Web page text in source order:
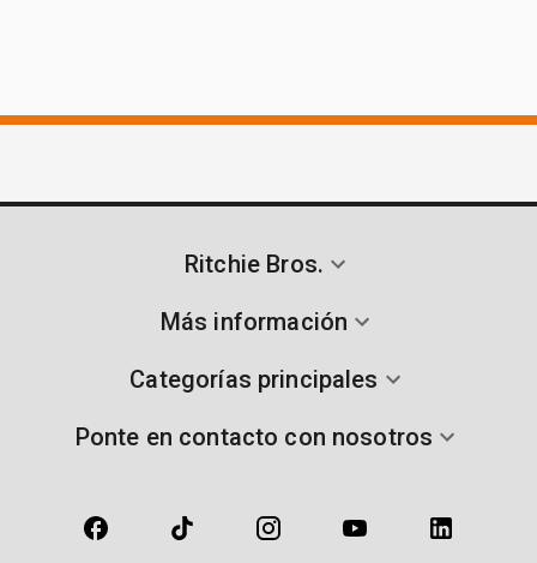
Ritchie Bros.
Más información
Categorías principales
Ponte en contacto con nosotros